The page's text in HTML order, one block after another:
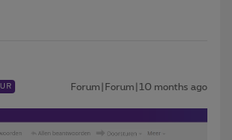
Forum|Forum|10 months ago